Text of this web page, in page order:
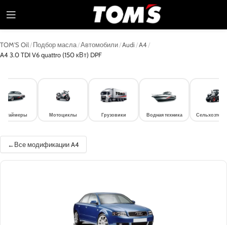
TOM'S Oil /Подбор масла/Автомобили/Audi /A4 /
A4 3.0 TDI V6 quattro (150 кВт) DPF
Мотоциклы Грузовики Водная техника
Все модификации A4